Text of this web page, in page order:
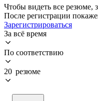
Чтобы видеть все резюме,
После регистрации
Зарегистрироваться
За всё время
По соответствию
20 резюме